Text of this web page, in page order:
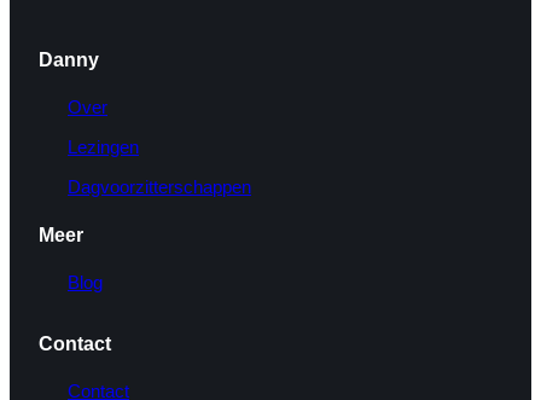
Danny
Over
Lezingen
Dagvoorzitterschappen
Meer
Blog
Contact
Contact